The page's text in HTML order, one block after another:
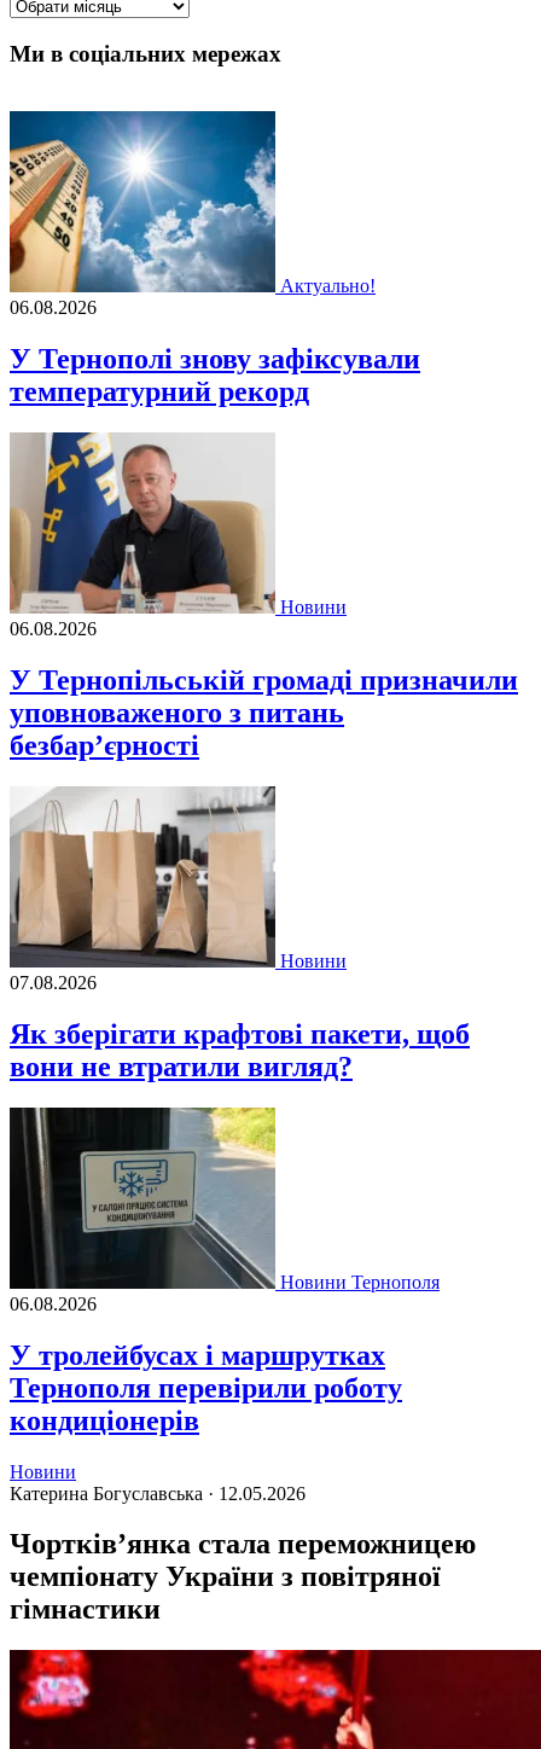
Ми в соціальних мережах
Актуально!
06.08.2026
У Тернополі знову зафіксували
температурний рекорд
Новини
06.08.2026
У Тернопільській громаді призначили
уповноваженого з питань
безбар’єрності
Новини
07.08.2026
Як зберігати крафтові пакети, щоб
вони не втратили вигляд?
Новини Тернополя
06.08.2026
У тролейбусах і маршрутках
Тернополя перевірили роботу
кондиціонерів
Новини
Катерина Богуславська · 12.05.2026
Чортків’янка стала переможницею
чемпіонату України з повітряної
гімнастики